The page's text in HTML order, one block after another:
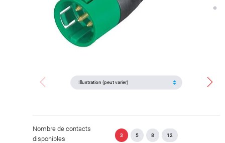
Nombre de contacts
disponibles
3 5 8 12